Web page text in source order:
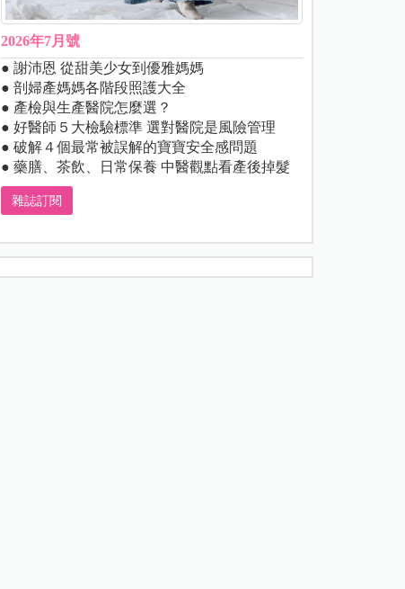
2026年7月號
● 謝沛恩 從甜美少女到優雅媽媽
● 剖婦產媽媽各階段照護大全
● 產檢與生產醫院怎麼選？
● 好醫師５大檢驗標準 選對醫院是風險管理
● 破解４個最常被誤解的寶寶安全感問題
● 藥膳、茶飲、日常保養 中醫觀點看產後掉髮
雜誌訂閱